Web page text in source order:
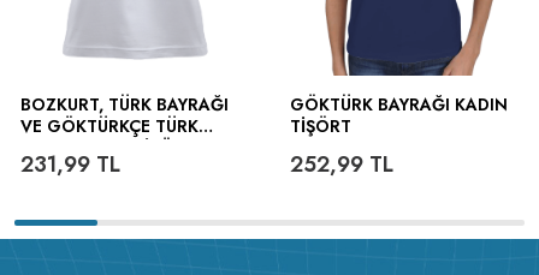
BOZKURT, TÜRK BAYRAĞI
VE GÖKTÜRKÇE TÜRK
231,99 TL
GÖKTÜRK BAYRAĞI KADIN
TIŞÖRT
252,99TL